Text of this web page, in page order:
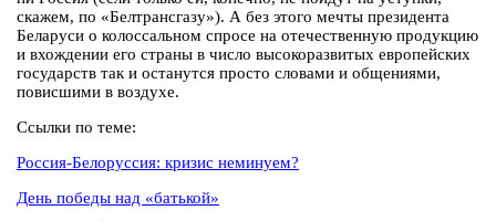
скажем, по «Белтрансгазу»). А без этого мечты президента
Беларуси о колоссальном спросе на отечественную продукцию
и вхождении его страны в число высокоразвитых европейских
государств так и останутся просто словами и общениями,
повисшими в воздухе.
Ссылки по теме:
Россия-Белоруссия: кризис неминуем?
День победы над «батькой»